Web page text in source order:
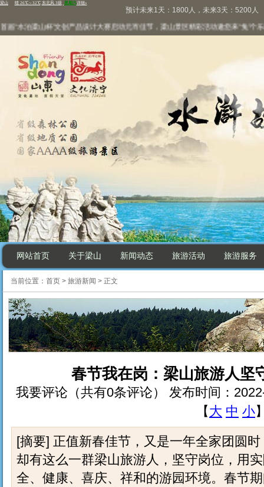
预计未来1天：1800人，未来3天：5200人
“水泊梁山杯”文创产品设计大赛启动元宵佳节，梁山景区精彩活动邀您来“兔”个乐呵
网站首页 关于梁山 新闻动态 旅游活动 旅游服务
当前位置： 首页 > 旅游新闻 > 正文
春节我在岗：梁山旅游人坚
我要评论（共有0条评论） 发布时间：
【大 中 小
[摘要] 正值新春佳节，又是一年全家团圆
却有这么一群梁山旅游人，坚守岗位，用
全、健康、喜庆、祥和的游园环境。春节